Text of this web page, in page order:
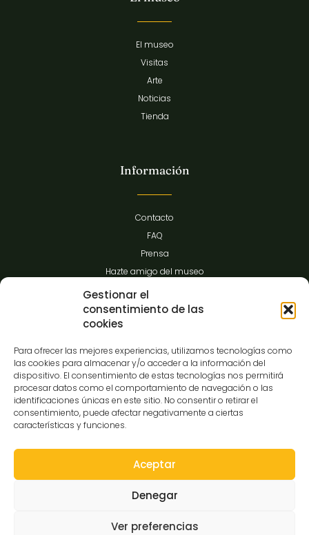
Gestionar el
consentimiento de las
cookies
Para ofrecer las mejores experiencias, utilizamos tecnologías como
las cookies para almacenar y/o acceder a la información del
dispositivo. El consentimiento de estas tecnologías nos permitirá
procesar datos como el comportamiento de navegación o las
identificaciones únicas en este sitio. No consentir o retirar el
consentimiento, puede afectar negativamente a ciertas
características y funciones.
Aceptar
Denegar
Ver preferencias
El museo
Visitas
Arte
Noticias
Tienda
Información
Contacto
FAQ
Prensa
Hazte amigo del museo
Transparencia
C/Gibraltar,14
37008-Salamanca